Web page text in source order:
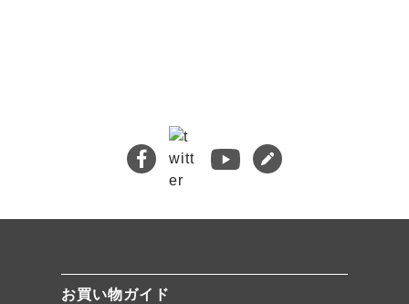
熊本地震義援金について
キムチバイキングはお得です！
牡蠣ジュルカレー、絶品中の絶品!
絶品チャーシュー、おすすめ！
「頂・その先」圧倒的美味！
お買い物ガイド